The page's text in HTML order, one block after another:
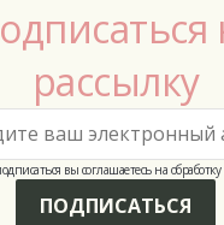
рассылку
вы соглашаетесь на
ПОДПИСАТЬСЯ